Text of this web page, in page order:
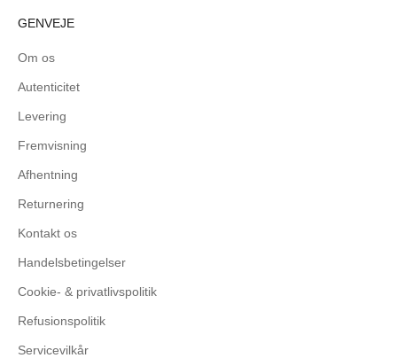
GENVEJE
Om os
Autenticitet
Levering
Fremvisning
Afhentning
Returnering
Kontakt os
Handelsbetingelser
Cookie- & privatlivspolitik
Refusionspolitik
Servicevilkår